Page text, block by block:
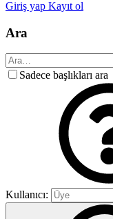
Giriş yap Kayıt ol
Ara
Sadece başlıkları ara
Kullanıcı: